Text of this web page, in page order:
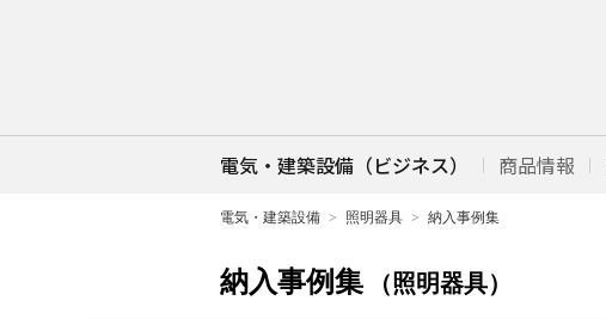
電気・建築設備（ビジネス） 商品情報
電気・建築設備 照明器具 納入事例集
納入事例集 （照明器具）